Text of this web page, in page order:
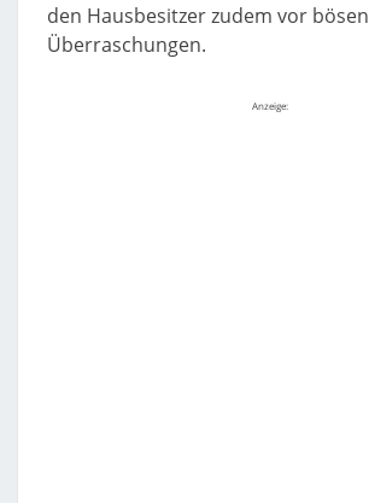
den Hausbesitzer zudem vor bösen
Überraschungen.
Anzeige: